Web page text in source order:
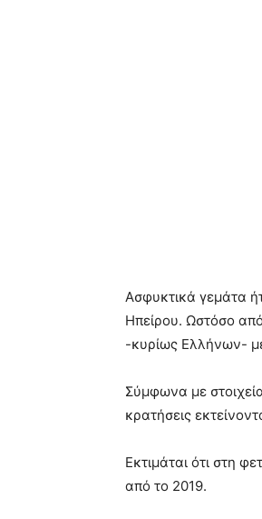
Ασφυκτικά γεμάτα
Ηπείρου. Ωστόσο
-κυρίως Ελλήνων-
Σύμφωνα με
κρατήσεις
Εκτιμάται ότι στη
από το 2019.